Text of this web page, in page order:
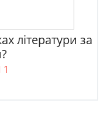
літератури за
1